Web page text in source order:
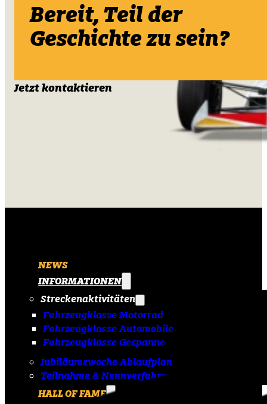
Bereit, Teil der
Geschichte zu sein?
Jetzt kontaktieren
NEWS
INFORMATIONEN
Streckenaktivitäten
Fahrzeugklasse Motorrad
Fahrzeugklasse Automobile
Fahrzeugklasse Gespanne
Jubiläumswoche Ablaufplan
Teilnahme & Nennverfahren
HALL OF FAME